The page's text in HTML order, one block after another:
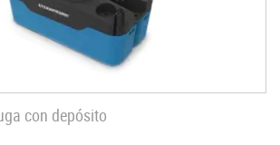
con depósito